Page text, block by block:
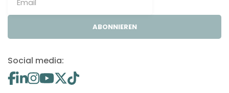
ABONNIEREN
Social media: